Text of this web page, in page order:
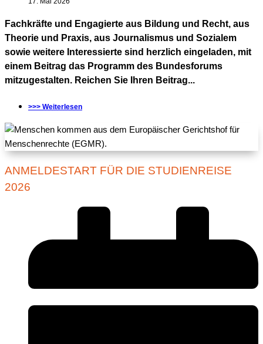
Fachkräfte und Engagierte aus Bildung und Recht, aus
Theorie und Praxis, aus Journalismus und Sozialem
sowie weitere Interessierte sind herzlich eingeladen, mit
einem Beitrag das Programm des Bundesforums
mitzugestalten. Reichen Sie Ihren Beitrag...
>>> Weiterlesen
ANMELDESTART FÜR DIE STUDIENREISE
2026